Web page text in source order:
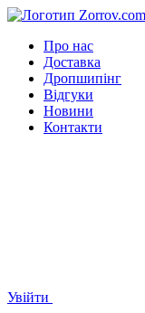
Про нас
Доставка
Дропшипінг
Відгуки
Новини
Контакти
Увійти